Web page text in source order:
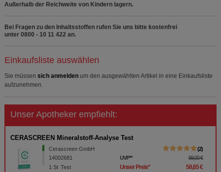
Außerhalb der Reichweite von Kindern lagern.
Bei Fragen zu den Inhaltsstoffen rufen Sie uns bitte kostenfrei
unter 0800 - 10 11 422 an.
Einkaufsliste auswählen
Sie müssen sich anmelden um den ausgewählten Artikel in eine Einkaufsliste
aufzunehmen.
Unser Apotheker empfiehlt:
CERASCREEN Mineralstoff-Analyse Test
Cerascreen GmbH
14002681
1St Test
2
UVP** 69,00 €
Unser Preis* 58,65 €